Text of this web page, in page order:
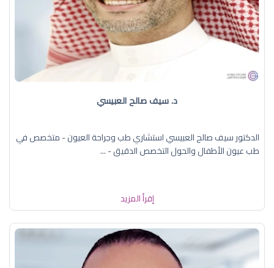
د. سيف صالح العبيسي
الدكتور سيف صالح العبيسي استشاري طب وجراحة العيون - متخصص في
طب عيون الأطفال والحول التخصص الدقيق - ...
إقرأ المزيد